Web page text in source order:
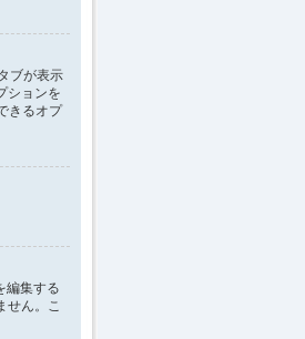
ブが表示
ションを
きるオプ
編集する
せん。こ